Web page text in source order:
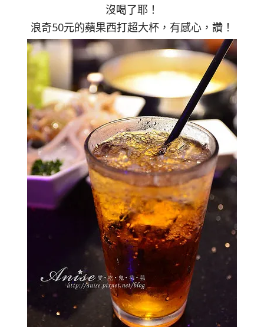
沒喝了耶！
浪奇50元的蘋果西打超大杯，有感心，讚！